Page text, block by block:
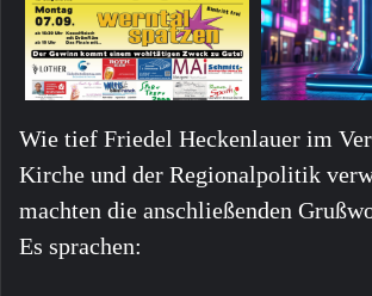
Wie tief Friedel Heckenlauer im
Kirche und der Regionalpolitik
machten die anschließenden
Es sprachen: